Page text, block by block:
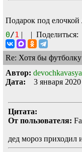
Подарок под елочкой
0/1 | | Поделиться:
Re: Хотя бы
Автор: devochkavasya
Дата: 3 января 2020
Цитата:
От пользователя:
дед мороз приходил